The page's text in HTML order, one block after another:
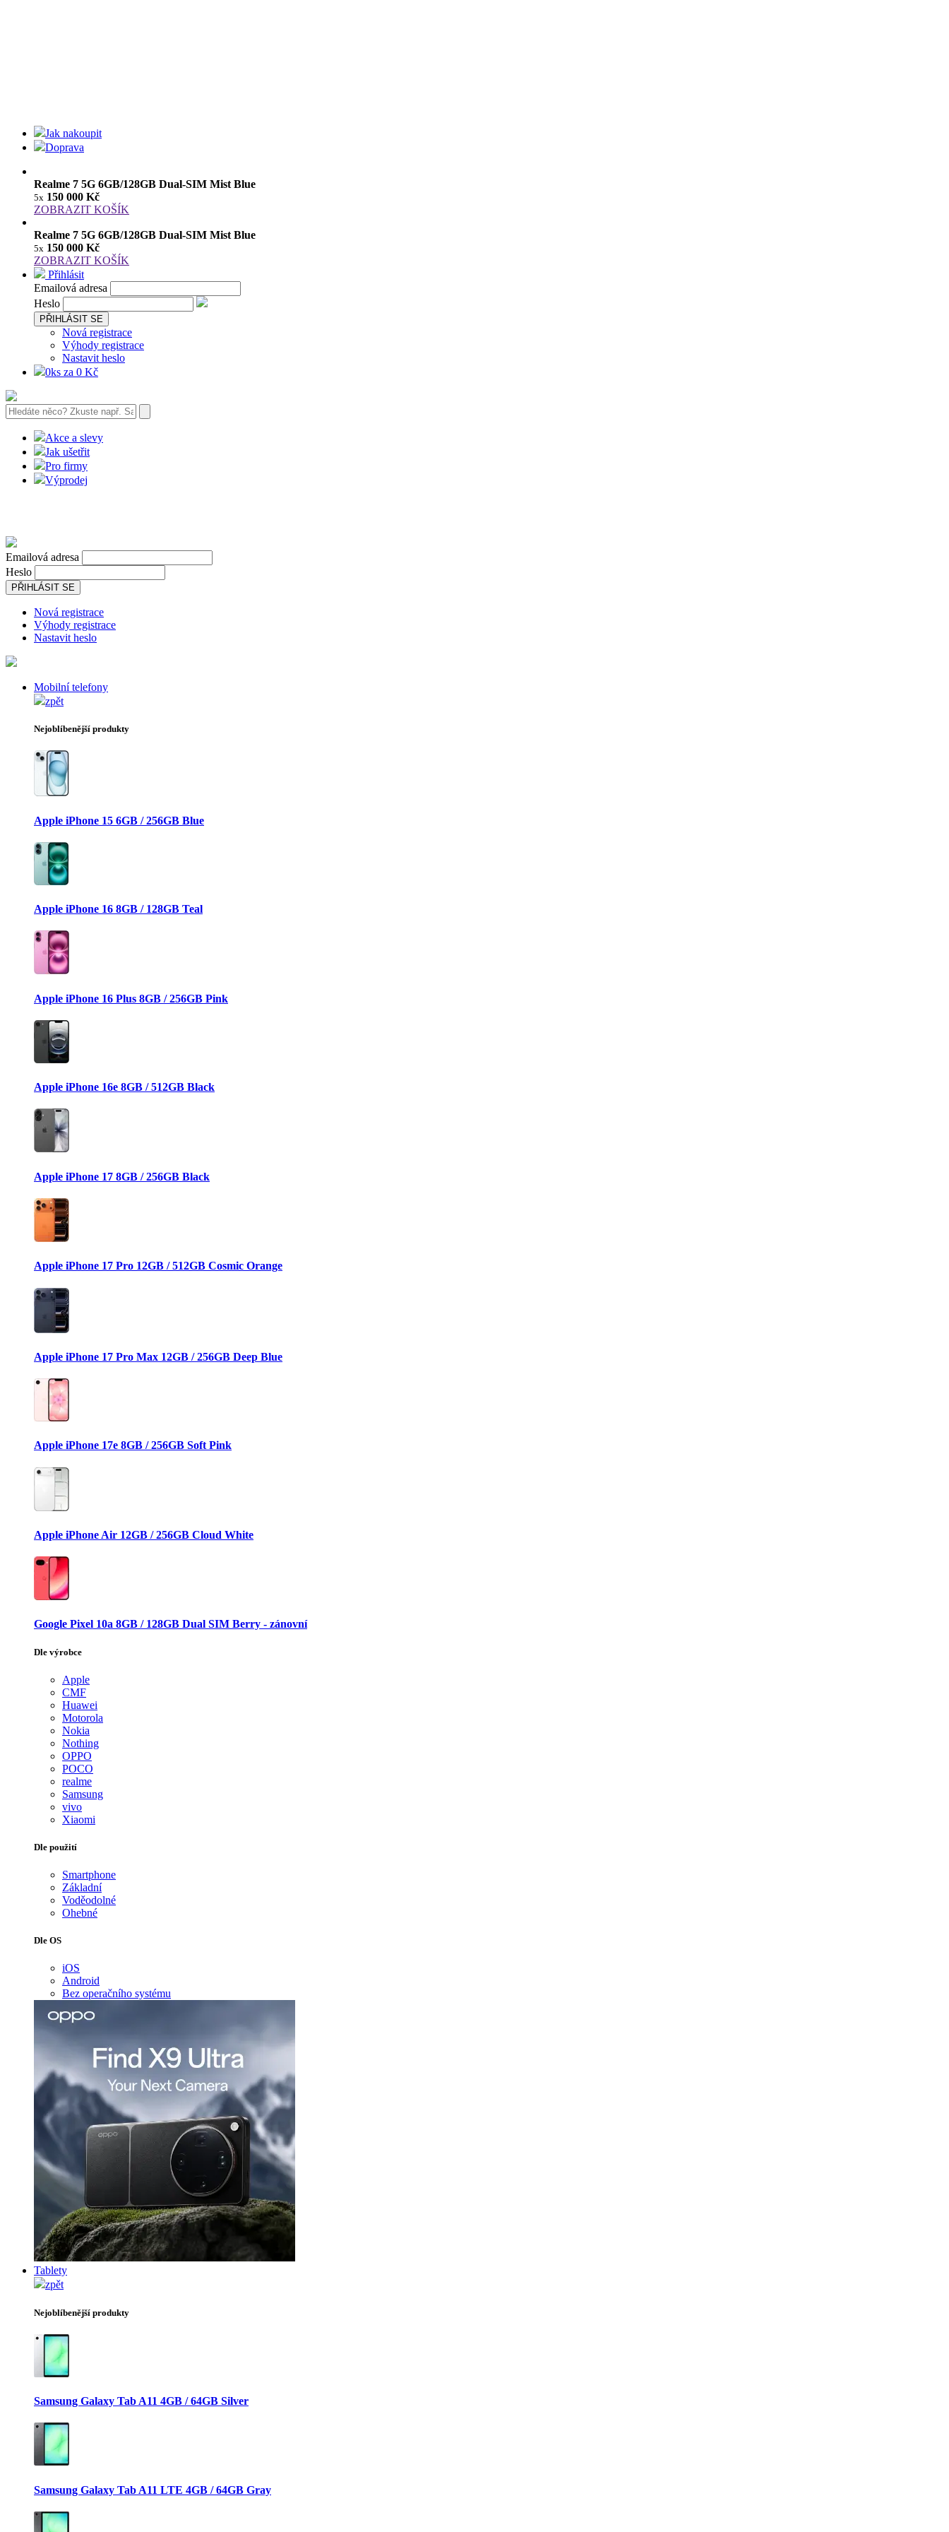
Jak nakoupit
Doprava
Realme 7 5G 6GB/128GB Dual-SIM Mist Blue
5x 150 000 Kč
ZOBRAZIT KOŠÍK
Realme 7 5G 6GB/128GB Dual-SIM Mist Blue
5x 150 000 Kč
ZOBRAZIT KOŠÍK
Přihlásit
Emailová adresa
Heslo
PŘIHLÁSIT SE
Nová registrace
Výhody registrace
Nastavit heslo
0ks za 0 Kč
Akce a slevy
Jak ušetřit
Pro firmy
Výprodej
Emailová adresa
Heslo
PŘIHLÁSIT SE
Nová registrace
Výhody registrace
Nastavit heslo
Mobilní telefony
zpět
Nejoblíbenější produkty
Apple iPhone 15 6GB / 256GB Blue
Apple iPhone 16 8GB / 128GB Teal
Apple iPhone 16 Plus 8GB / 256GB Pink
Apple iPhone 16e 8GB / 512GB Black
Apple iPhone 17 8GB / 256GB Black
Apple iPhone 17 Pro 12GB / 512GB Cosmic Orange
Apple iPhone 17 Pro Max 12GB / 256GB Deep Blue
Apple iPhone 17e 8GB / 256GB Soft Pink
Apple iPhone Air 12GB / 256GB Cloud White
Google Pixel 10a 8GB / 128GB Dual SIM Berry - zánovní
Dle výrobce
Apple
CMF
Huawei
Motorola
Nokia
Nothing
OPPO
POCO
realme
Samsung
vivo
Xiaomi
Dle použití
Smartphone
Základní
Voděodolné
Ohebné
Dle OS
iOS
Android
Bez operačního systému
Tablety
zpět
Nejoblíbenější produkty
Samsung Galaxy Tab A11 4GB / 64GB Silver
Samsung Galaxy Tab A11 LTE 4GB / 64GB Gray